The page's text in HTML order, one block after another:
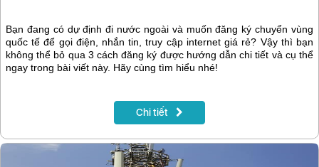
Bạn đang có dự định đi nước ngoài và muốn đăng ký chuyển vùng
quốc tế để gọi điện, nhắn tin, truy cập internet giá rẻ? Vậy thì bạn
không thể bỏ qua 3 cách đăng ký được hướng dẫn chi tiết và cụ thể
ngay trong bài viết này. Hãy cùng tìm hiểu nhé!
Chi tiết